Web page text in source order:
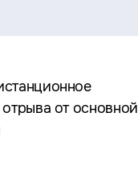
от основной